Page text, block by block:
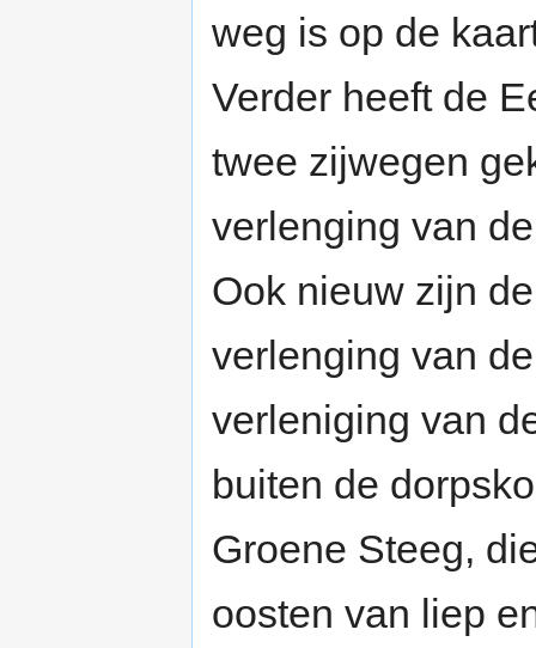
weg is op de
Verder heeft de
twee zijwegen
verlenging van
Ook nieuw zijn
verlenging van
verleniging van
buiten de
Groene Steeg,
oosten van liep